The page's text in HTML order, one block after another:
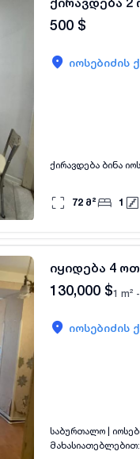
500 $
იოსებიძის
72 მ² 1
იყიდება 4
130,000 $1 m² -
იოსებიძის
საბურთალო | იოსებიძის ქ.
მახასიათებლებით: 📐 111 მ² 🌿 პატარა მყუდრო ბაღი 🏞️ ვერანდა 🚶 ცალკე შესასვლელი (ეზო → ბაღი → ვერანდა) 🧱